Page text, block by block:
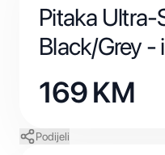
Pitaka Ultra-
Black/Grey -
169KM
Podijeli